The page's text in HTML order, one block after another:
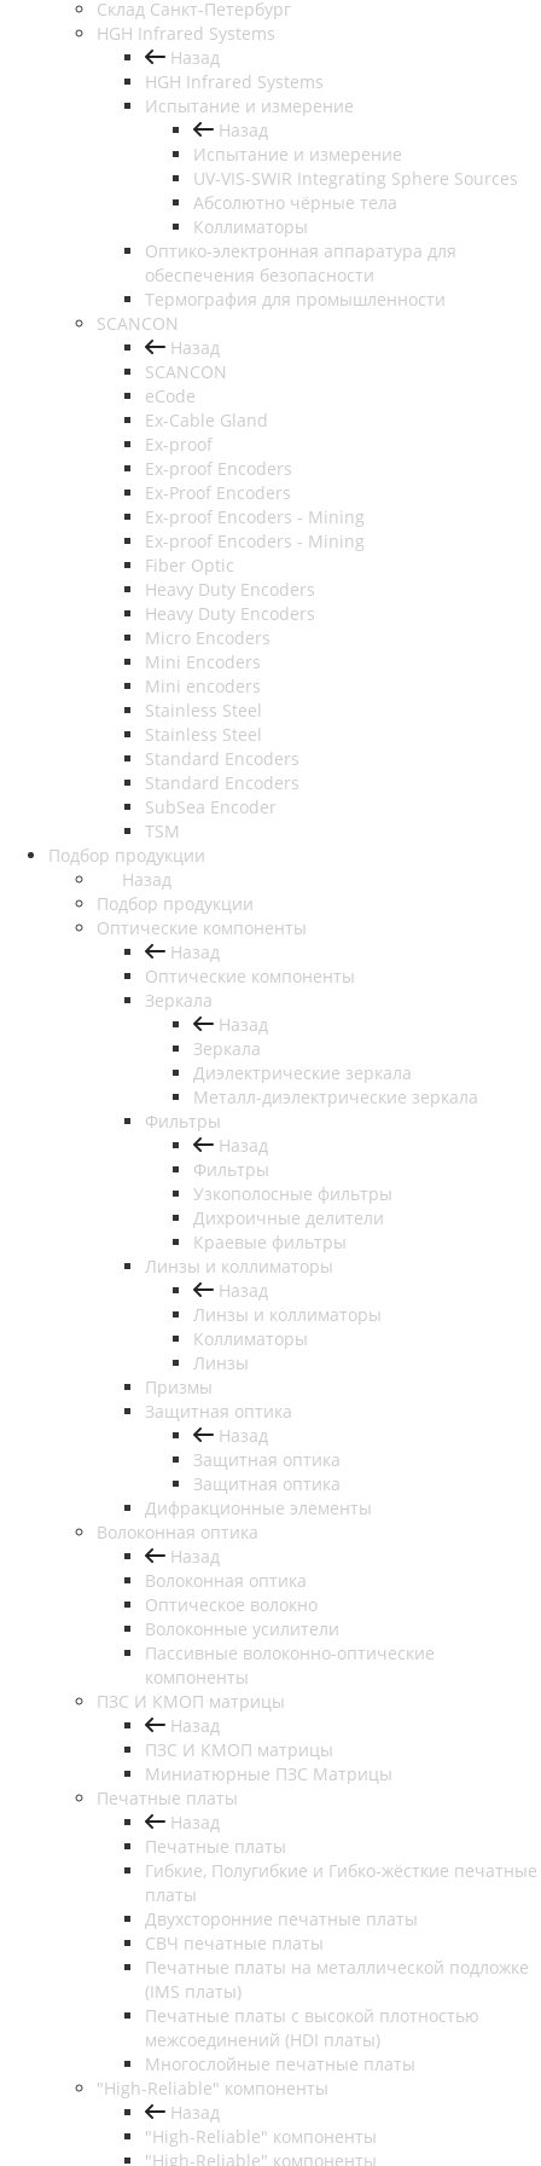
Cклад Санкт-Петербург
HGH Infrared Systems
Назад
HGH Infrared Systems
Испытание и измерение
Назад
Испытание и измерение
UV-VIS-SWIR Integrating Sphere Sources
Абсолютно чёрные тела
Коллиматоры
Оптико-электронная аппаратура для
обеспечения безопасности
Термография для промышленности
SCANCON
Назад
SCANCON
eCode
Ex-Cable Gland
Ex-proof
Ex-proof Encoders
Ex-Proof Encoders
Ex-proof Encoders - Mining
Ex-proof Encoders - Mining
Fiber Optic
Heavy Duty Encoders
Heavy Duty Encoders
Micro Encoders
Mini Encoders
Mini encoders
Stainless Steel
Stainless Steel
Standard Encoders
Standard Encoders
SubSea Encoder
TSM
Подбор продукции
Назад
Подбор продукции
Оптические компоненты
Назад
Оптические компоненты
Зеркала
Назад
Зеркала
Диэлектрические зеркала
Металл-диэлектрические зеркала
Фильтры
Назад
Фильтры
Узкополосные фильтры
Дихроичные делители
Краевые фильтры
Линзы и коллиматоры
Назад
Линзы и коллиматоры
Коллиматоры
Линзы
Призмы
Защитная оптика
Назад
Защитная оптика
Защитная оптика
Дифракционные элементы
Волоконная оптика
Назад
Волоконная оптика
Оптическое волокно
Волоконные усилители
Пассивные волоконно-оптические
компоненты
ПЗС И КМОП матрицы
Назад
ПЗС И КМОП матрицы
Миниатюрные ПЗС Матрицы
Печатные платы
Назад
Печатные платы
Гибкие, Полугибкие и Гибко-жёсткие печатные
платы
Двухсторонние печатные платы
СВЧ печатные платы
Печатные платы на металлической подложке
(IMS платы)
Печатные платы с высокой плотностью
межсоединений (HDI платы)
Многослойные печатные платы
"High-Reliable" компоненты
Назад
"High-Reliable" компоненты
"High-Reliable" компоненты